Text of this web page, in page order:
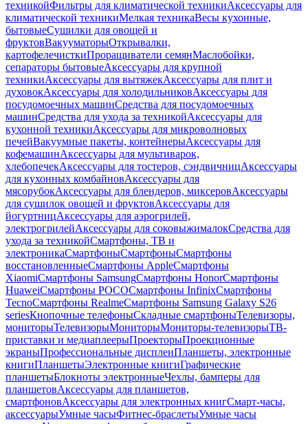
техникойФильтры для климатической техникиАксессуары для
климатической техникиМелкая техникаВесы кухонные,
бытовыеСушилки для овощей и
фруктовВакууматорыОткрывалки,
картофелечисткиПроращиватели семянМаслобойки,
сепараторы бытовыеАксессуары для крупной
техникиАксессуары для вытяжекАксессуары для плит и
духовокАксессуары для холодильниковАксессуары для
посудомоечных машинСредства для посудомоечных
машинСредства для ухода за техникойАксессуары для
кухонной техникиАксессуары для микроволновых
печейВакуумные пакеты, контейнерыАксессуары для
кофемашинАксессуары для мультиварок,
хлебопечекАксессуары для тостеров, сэндвичницАксессуары
для кухонных комбайновАксессуары для
мясорубокАксессуары для блендеров, миксеровАксессуары
для сушилок овощей и фруктовАксессуары для
йогуртницАксессуары для аэрогрилей,
электрогрилейАксессуары для соковыжималокСредства для
ухода за техникойСмартфоны, ТВ и
электроникаСмартфоныСмартфоныСмартфоны
восстановленныеСмартфоны AppleСмартфоны
XiaomiСмартфоны SamsungСмартфоны HonorСмартфоны
HuaweiСмартфоны POCOСмартфоны InfinixСмартфоны
TecnoСмартфоны RealmeСмартфоны Samsung Galaxy S26
seriesКнопочные телефоныСкладные смартфоныТелевизоры,
мониторыТелевизорыМониторыМониторы-телевизорыТВ-
приставки и медиаплеерыПроекторыПроекционные
экраныПрофессиональные дисплеиПланшеты, электронные
книгиПланшетыЭлектронные книгиГрафические
планшетыБлокноты электронныеЧехлы, бамперы для
планшетовАксессуары для планшетов,
смартфоновАксессуары для электронных книгСмарт-часы,
аксессуарыУмные часыФитнес-браслетыУмные часы